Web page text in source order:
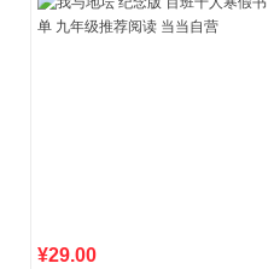
¥29.00